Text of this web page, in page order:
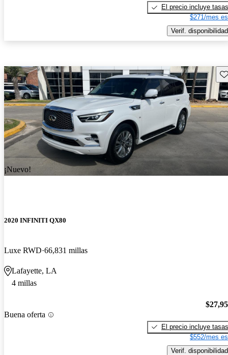
El precio incluye tasas
$271/mes
Verif. disponibilidad
¡Nuevo!
2020 INFINITI QX80
Luxe RWD 66,831 millas
Lafayette, LA
4 millas
Buena oferta
El precio incluye tasas
$552/mes
Verif. disponibilidad